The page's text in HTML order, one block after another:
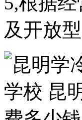
及开放